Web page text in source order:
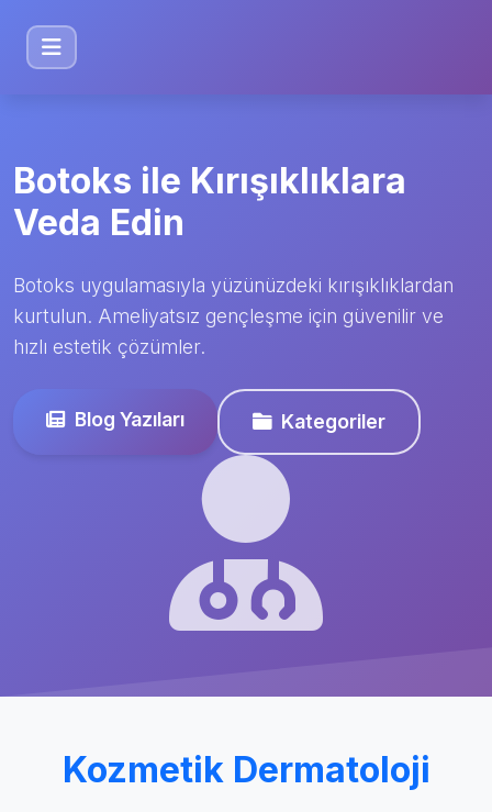
Botoks ile Kırışıklıklara
Veda Edin
Botoks uygulamasıyla yüzünüzdeki kırışıklıklardan
kurtulun. Ameliyatsız gençleşme için güvenilir ve
hızlı estetik çözümler.
Blog Yazıları Kategoriler
Kozmetik Dermatoloji